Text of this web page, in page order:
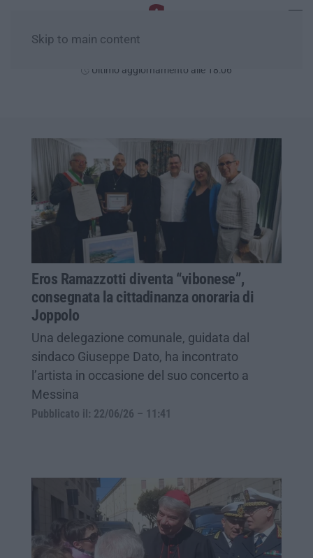
Skip to main content
Ultimo aggiornamento alle 18:06
Eros Ramazzotti diventa “vibonese”,
consegnata la cittadinanza onoraria di
Joppolo
Una delegazione comunale, guidata dal
sindaco Giuseppe Dato, ha incontrato
l’artista in occasione del suo concerto a
Messina
Pubblicato il: 22/06/26 – 11:41